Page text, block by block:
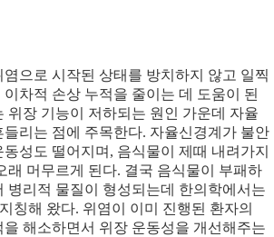
으로 시작된 상태를 방치하지 않고 일찍
차적 손상 누적을 줄이는 데 도움이 된
위장 기능이 저하되는 원인 가운데 자율
들리는 점에 주목한다. 자율신경계가 불안
성도 떨어지며, 음식물이 제때 내려가지
래 머무르게 된다. 결국 음식물이 부패하
병리적 물질이 형성되는데 한의학에서는
칭해 왔다. 위염이 이미 진행된 환자의
을 해소하면서 위장 운동성을 개선해주는